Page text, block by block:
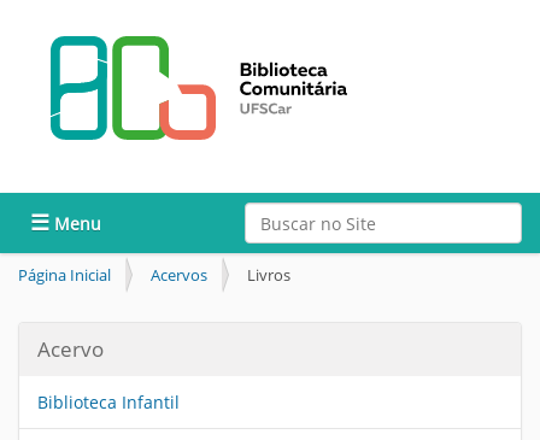
Busca
Busca Avançada…
Toggle navigation
Página Inicial Acervos Livros
Acervo
Biblioteca Infantil